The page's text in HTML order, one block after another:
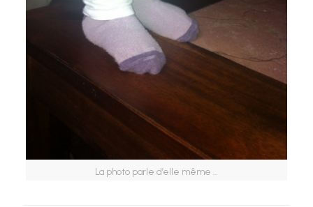
La photo parle d’elle même …